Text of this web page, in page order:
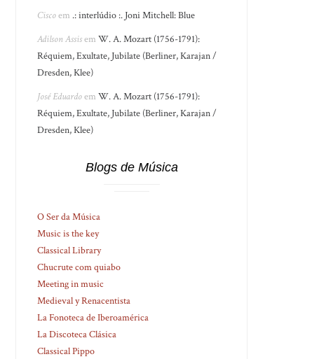
Ciscoem .: interlúdio :. Joni Mitchell: Blue
Adilson AssisemW. A. Mozart (1756-1791):
Réquiem, Exultate, Jubilate (Berliner, Karajan /
Dresden, Klee)
José EduardoemW. A. Mozart (1756-1791):
Réquiem, Exultate, Jubilate (Berliner, Karajan /
Dresden, Klee)
Blogs de Música
O Ser da Música
Music is the key
Classical Library
Chucrute com quiabo
Meeting in music
Medieval y Renacentista
La Fonoteca de Iberoamérica
La Discoteca Clásica
Classical Pippo